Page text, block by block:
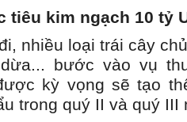
tiêu kim ngạch 10 tỷ
nhiều loại trái cây
bước vào vụ
kỳ vọng sẽ tạo
trong quý II và quý III